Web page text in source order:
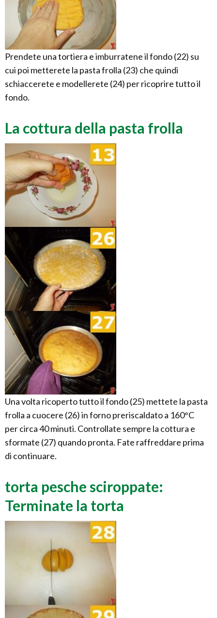
Prendete una tortiera e imburratene il fondo (22) su
cui poi metterete la pasta frolla (23) che quindi
schiaccerete e modellerete (24) per ricoprire tutto il
fondo.
La cottura della pasta frolla
Una volta ricoperto tutto il fondo (25) mettete la pasta
frolla a cuocere (26) in forno preriscaldato a 160°C
per circa 40 minuti. Controllate sempre la cottura e
sformate (27) quando pronta. Fate raffreddare prima
di continuare.
torta pesche sciroppate:
Terminate la torta